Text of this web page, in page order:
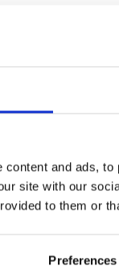
and ads,
site with our
to them or
Preferences